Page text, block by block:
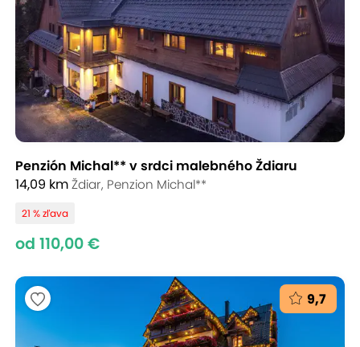
Penzión Michal** v srdci malebného Ždiaru
14,09 kmŽdiar, Penzion Michal**
21 % zľava
od 110,00 €
9,7